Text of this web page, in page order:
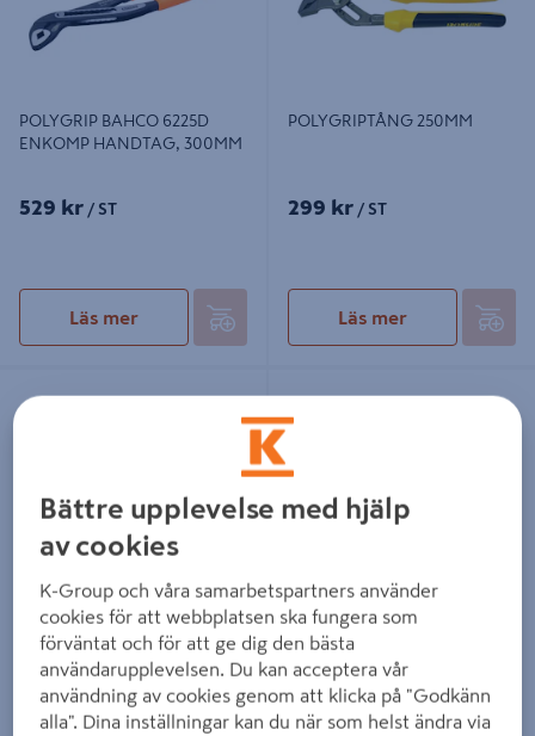
POLYGRIP BAHCO 6225D
ENKOMP HANDTAG, 300MM
529 kr / ST
Läs mer
POLYGRIPTÅNG 250MM
299 kr / ST
Läs mer
IRONSIDE
KOMBINATIONSTÅNG
180MM IRONSIDE
279 kr/ ST
POLYGRIPTÅNG 170MM
249 kr/ ST
Bättre upplevelse med hjälp
av cookies
K-Group och våra samarbetspartners använder
cookies för att webbplatsen ska fungera som
förväntat och för att ge dig den bästa
användarupplevelsen. Du kan acceptera vår
användning av cookies genom att klicka på "Godkänn
alla". Dina inställningar kan du när som helst ändra via